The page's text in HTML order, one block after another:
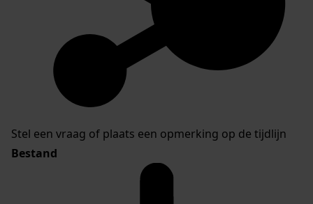
Stel een vraag of plaats een opmerking op de tijdlijn
Bestand